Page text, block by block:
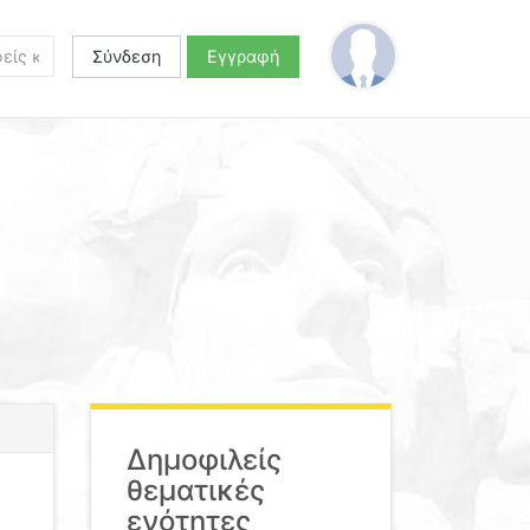
Σύνδεση Εγγραφή
Δημοφιλείς
θεματικές
ενότητες